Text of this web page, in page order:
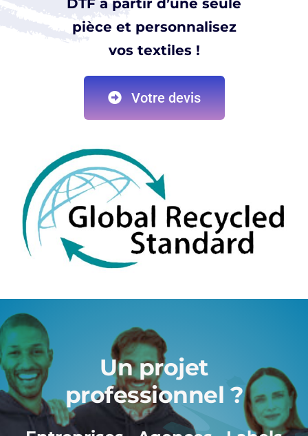
pièce et personnalisez
vos textiles !
Votre devis
Un projet
professionnel ?
Entreprises , Agences , Labels